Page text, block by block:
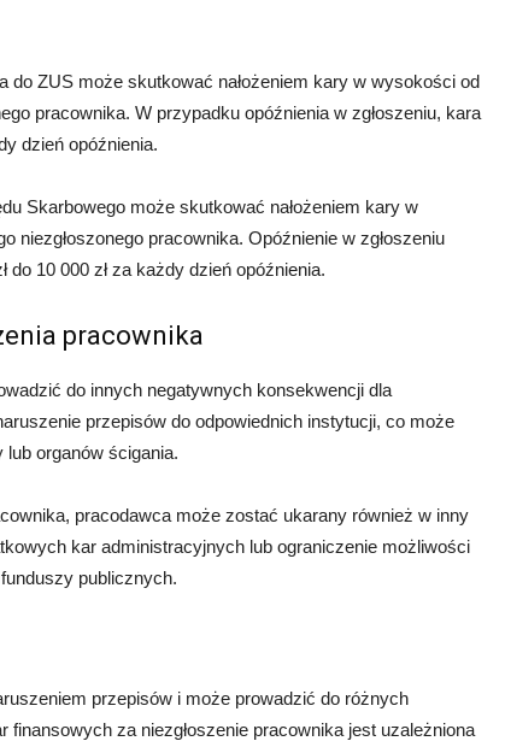
do ZUS może skutkować nałożeniem kary w wysokości od
pracownika. W przypadku opóźnienia w zgłoszeniu, kara
dzień opóźnienia.
Skarbowego może skutkować nałożeniem kary w
niezgłoszonego pracownika. Opóźnienie w zgłoszeniu
10 000 zł za każdy dzień opóźnienia.
pracownika
do innych negatywnych konsekwencji dla
przepisów do odpowiednich instytucji, co może
organów ścigania.
pracodawca może zostać ukarany również w inny
kar administracyjnych lub ograniczenie możliwości
publicznych.
przepisów i może prowadzić do różnych
za niezgłoszenie pracownika jest uzależniona